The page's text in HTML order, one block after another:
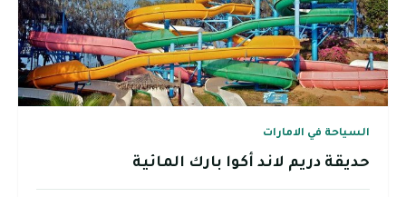
السياحة في الامارات
حديقة دريم لاند أكوا بارك المائية